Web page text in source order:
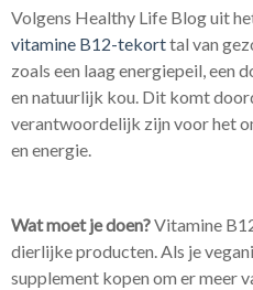
Volgens Healthy Life Blog uit
vitamine B12-tekorttal van
zoals een laag energiepeil, een
en natuurlijk kou. Dit komt
verantwoordelijk zijn voor het
en energie.
Wat moet je doen?Vitamine
dierlijke producten. Als je
supplement kopen om er meer